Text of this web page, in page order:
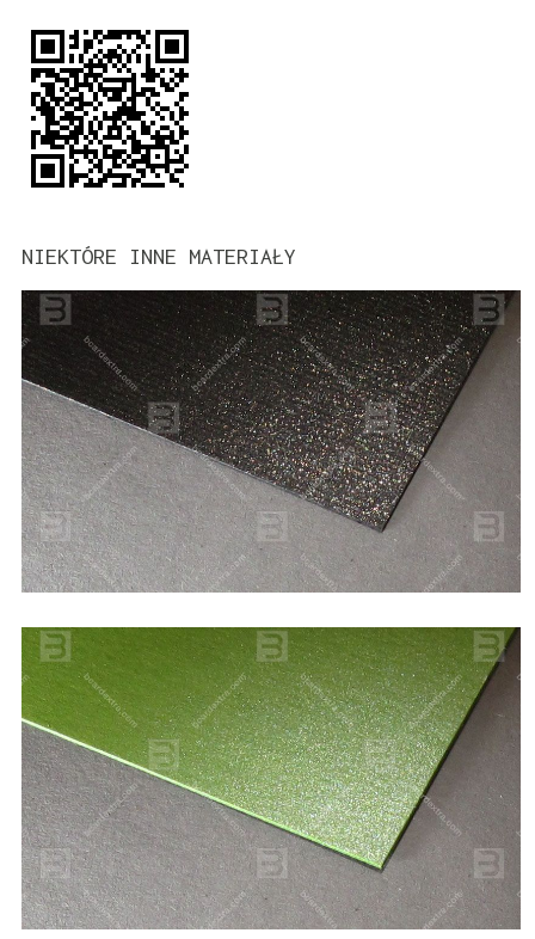
NIEKTÓRE INNE MATERIAŁY